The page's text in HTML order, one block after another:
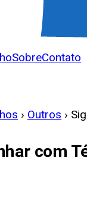
SobreContato
› Outros ›
com